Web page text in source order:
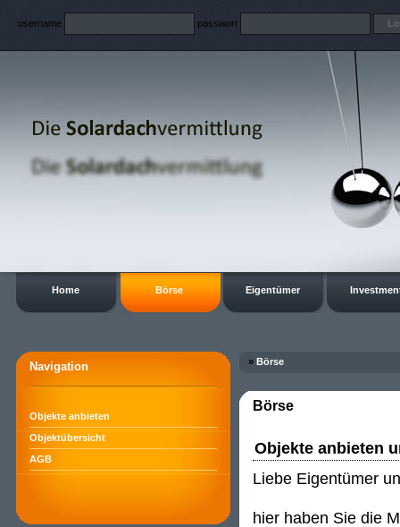
username passwort
Home Börse Eigentümer
Navigation
Objekte anbieten
Objektübersicht
AGB
» Börse
Börse
Objekte anbieten
Liebe Eigentümer
hier haben Sie die